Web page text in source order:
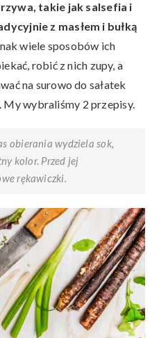
takie jak salsefia i
z masłem i bułką
wiele sposobów ich
robić z nich zupy, a
na surowo do sałatek
My wybraliśmy 2 przepisy.
obierania wydziela sok,
kolor. Przed jej
rękawiczki.